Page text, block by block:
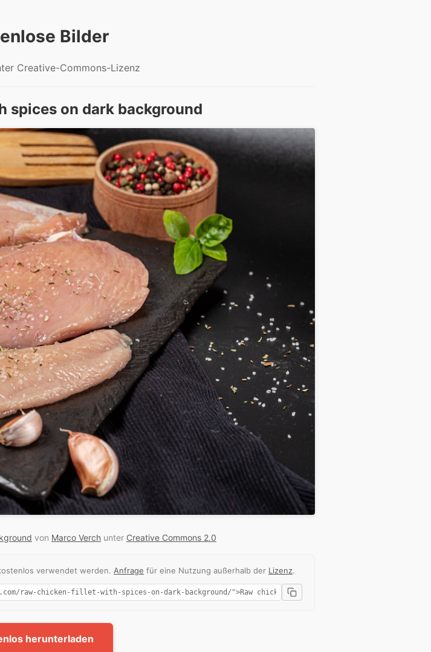
Bilder
Creative-Commons-Lizenz
spices on dark background
von Marco Verch unter Creative Commons 2.0
verwendet werden. Anfrage für eine Nutzung außerhalb der Lizenz.
herunterladen